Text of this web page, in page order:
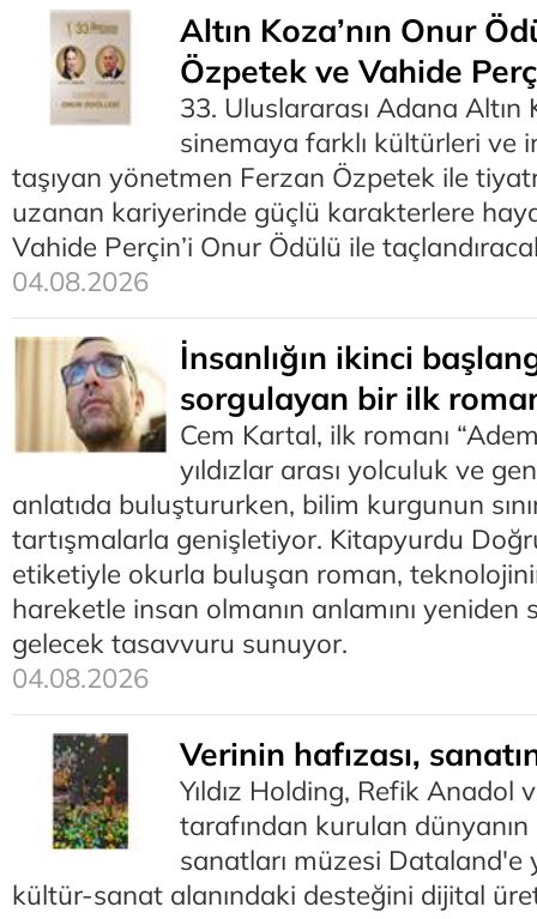
Altın Koza’nın Onur
Özpetek ve Vahide
33. Uluslararası Adana
sinemaya farklı kültürleri ve
taşıyan yönetmen Ferzan Özpetek ile
uzanan kariyerinde güçlü karakterlere
Vahide Perçin’i Onur Ödülü ile
04.08.2026
İnsanlığın ikinci
sorgulayan bir ilk
Cem Kartal, ilk romanı
yıldızlar arası yolculuk ve
anlatıda buluştururken, bilim kurgunun
tartışmalarla genişletiyor. Kitapyurdu
etiketiyle okurla buluşan roman,
hareketle insan olmanın anlamını yeniden
gelecek tasavvuru sunuyor.
04.08.2026
Verinin hafızası,
Yıldız Holding, Refik Anadol
tarafından kurulan
sanatları müzesi Dataland'e
kültür-sanat alanındaki desteğini dijital